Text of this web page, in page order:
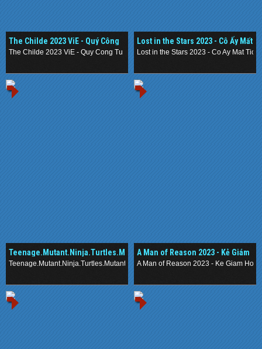
The Childe 2023 ViE - Quý Công
Tử
The Childe 2023 ViE - Quy Cong Tu
Lost in the Stars 2023 - Cô Ấy Mất
Tích
Lost in the Stars 2023 - Co Ay Mat Tich
Teenage.Mutant.Ninja.Turtles.Mutant.Mayhem.2023.
- Ninja Rùa
Teenage.Mutant.Ninja.Turtles.Mutant.Mayhem.2023. - Ninja Rua
A Man of Reason 2023 - Kẻ Giám
Hộ
A Man of Reason 2023 - Ke Giam Ho